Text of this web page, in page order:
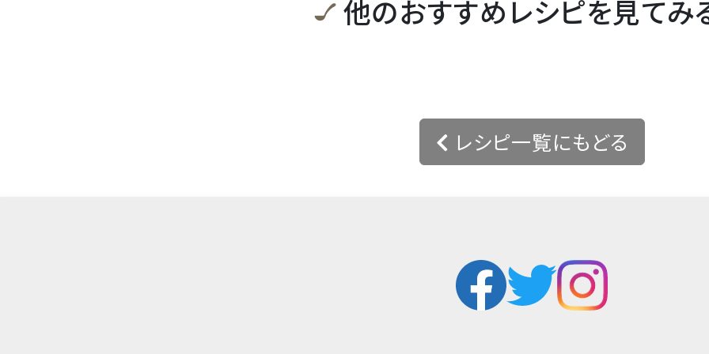
他のおすすめレシピを見てみ
レシピ一覧にもどる